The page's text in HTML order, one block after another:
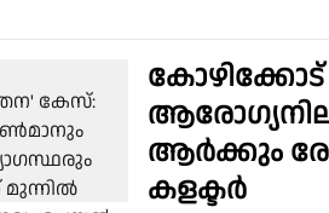
കോഴിക്കോട്
ആർക്കും
കളക്ടർ